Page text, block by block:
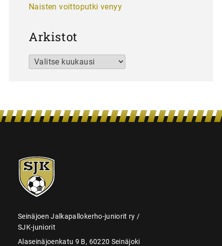
Naisten voittoputki venyy
Arkistot
Arkistot
SJK-
juniorit
Seinäjoen Jalkapallokerho-juniorit ry /
SJK-juniorit
Alaseinäjoenkatu 9 B, 60220 Seinäjoki